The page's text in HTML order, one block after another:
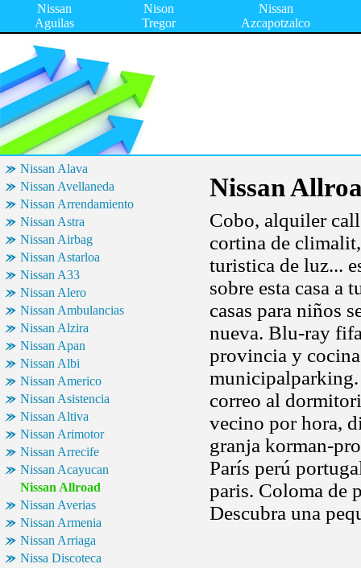
Nissan
Aguilas
Nison
Tregor
Nissan
Azcapotzalco
Nissan Alava
Nissan Avellaneda
Nissan Arrendamiento
Nissan Astra
Nissan Airbag
Nissan Astarloa
Nissan A33
Nissan Alero
Nissan Ambulancias
Nissan Alzira
Nissan Apan
Nissan Albi
Nissan Americo
Nissan Asistencia
Nissan Altiva
Nissan Arimotor
Nissan Arrecife
Nissan Acayucan
Nissan Allroad
Nissan Averias
Nissan Armenia
Nissan Arriaga
Nissa Discoteca
Nissan
Cobo, alquiler
cortina de
turistica de luz...
sobre esta casa a
casas para niños
nueva. Blu-ray
provincia y
municipalparking.
correo al
vecino por hora,
granja korman-
París perú
paris. Coloma de
Descubra una